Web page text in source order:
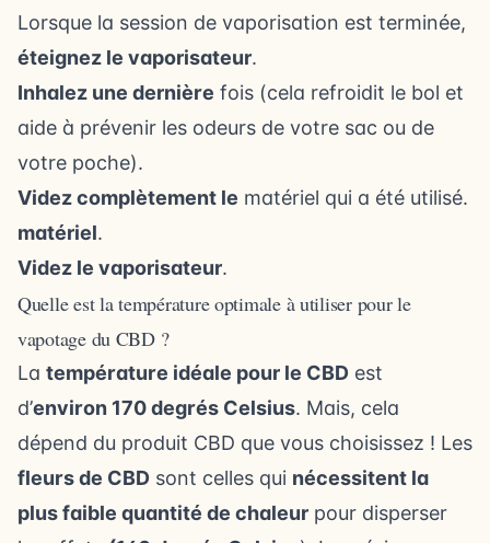
Lorsque la session de vaporisation est terminée,
éteignez le vaporisateur.
Inhalez une dernière fois (cela refroidit le bol et
aide à prévenir les odeurs de votre sac ou de
votre poche).
Videz complètement le matériel qui a été utilisé.
matériel.
Videz le vaporisateur.
Quelle est la température optimale à utiliser pour le
vapotage du CBD ?
La température idéale pour le CBD est
d’environ 170 degrés Celsius. Mais, cela
dépend du produit CBD que vous choisissez ! Les
fleurs de CBD sont celles qui nécessitent la
plus faible quantité de chaleur pour disperser